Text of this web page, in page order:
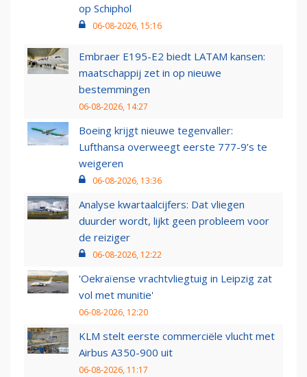
op Schiphol
06-08-2026, 15:16
Embraer E195-E2 biedt LATAM kansen:
maatschappij zet in op nieuwe
bestemmingen
06-08-2026, 14:27
Boeing krijgt nieuwe tegenvaller:
Lufthansa overweegt eerste 777-9’s te
weigeren
06-08-2026, 13:36
Analyse kwartaalcijfers: Dat vliegen
duurder wordt, lijkt geen probleem voor
de reiziger
06-08-2026, 12:22
'Oekraïense vrachtvliegtuig in Leipzig zat
vol met munitie'
06-08-2026, 12:20
KLM stelt eerste commerciële vlucht met
Airbus A350-900 uit
06-08-2026, 11:17